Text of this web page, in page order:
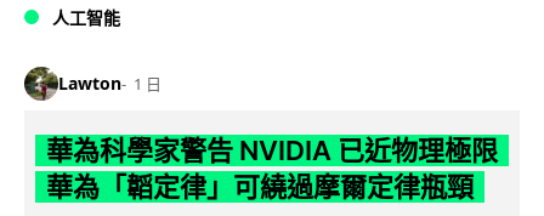
人工智能
Lawton 1 日
華為科學家警告 NVIDIA 已近物理極限
華為「韜定律」可繞過摩爾定律瓶頸